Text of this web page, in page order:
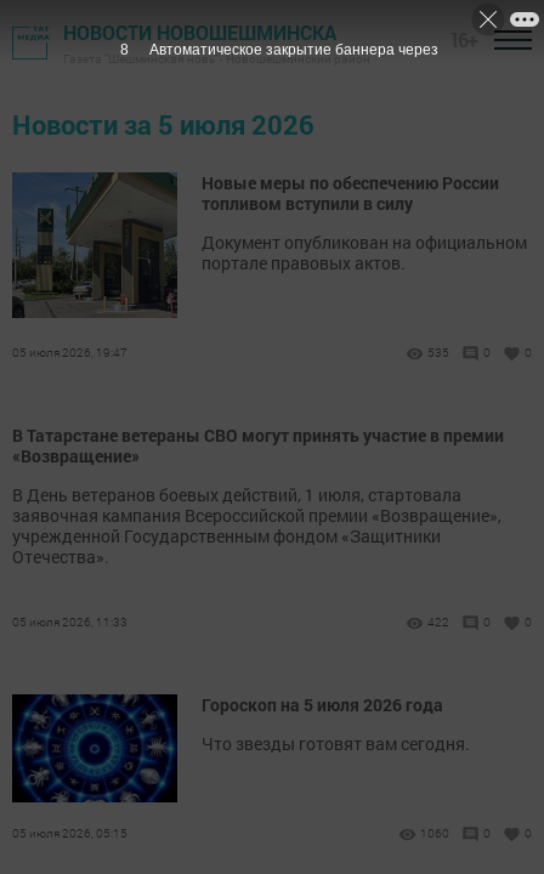
НОВОСТИ НОВОШЕШМИНСКА
Газета "Шешминская новь" - Новошешминский район
Новости за 5 июля 2026
Новые меры по обеспечению России
топливом вступили в силу
Документ опубликован на официальном
портале правовых актов.
05 июля 2026, 19:47 535 0 0
В Татарстане ветераны СВО могут принять участие в премии
«Возвращение»
В День ветеранов боевых действий, 1 июля, стартовала
заявочная кампания Всероссийской премии «Возвращение»,
учрежденной Государственным фондом «Защитники
Отечества».
05 июля 2026, 11:33 422 0 0
Гороскоп на 5 июля 2026 года
Что звезды готовят вам сегодня.
05 июля 2026, 05:15 1060 0 0
7 Автоматическое закрытие баннера через